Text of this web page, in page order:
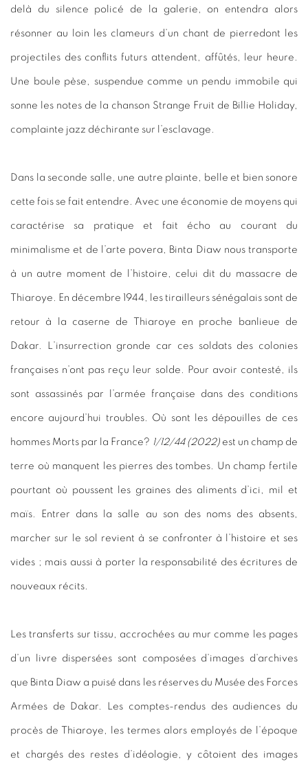
delà du silence policé de la galerie, on entendra alors
résonner au loin les clameurs d’un chant de pierredont les
projectiles des conflits futurs attendent, affûtés, leur heure.
Une boule pèse, suspendue comme un pendu immobile qui
sonne les notes de la chanson Strange Fruit de Billie Holiday,
complainte jazz déchirante sur l’esclavage.
Dans la seconde salle, une autre plainte, belle et bien sonore
cette fois se fait entendre. Avec une économie de moyens qui
caractérise sa pratique et fait écho au courant du
minimalisme et de l’arte povera, Binta Diaw nous transporte
à un autre moment de l’histoire, celui dit du massacre de
Thiaroye. En décembre 1944, les tirailleurs sénégalais sont de
retour à la caserne de Thiaroye en proche banlieue de
Dakar. L’insurrection gronde car ces soldats des colonies
françaises n’ont pas reçu leur solde. Pour avoir contesté, ils
sont assassinés par l’armée française dans des conditions
encore aujourd’hui troubles. Où sont les dépouilles de ces
hommes Morts par la France? 1/12/44 (2022)est un champ de
terre où manquent les pierres des tombes. Un champ fertile
pourtant où poussent les graines des aliments d’ici, mil et
maïs. Entrer dans la salle au son des noms des absents,
marcher sur le sol revient à se confronter à l’histoire et ses
vides ; mais aussi à porter la responsabilité des écritures de
nouveaux récits.
Les transferts sur tissu, accrochées au mur comme les pages
d’un livre dispersées sont composées d’images d’archives
que Binta Diaw a puisé dans les réserves du Musée des Forces
Armées de Dakar. Les comptes-rendus des audiences du
procès de Thiaroye, les termes alors employés de l’époque
et chargés des restes d’idéologie, y côtoient des images